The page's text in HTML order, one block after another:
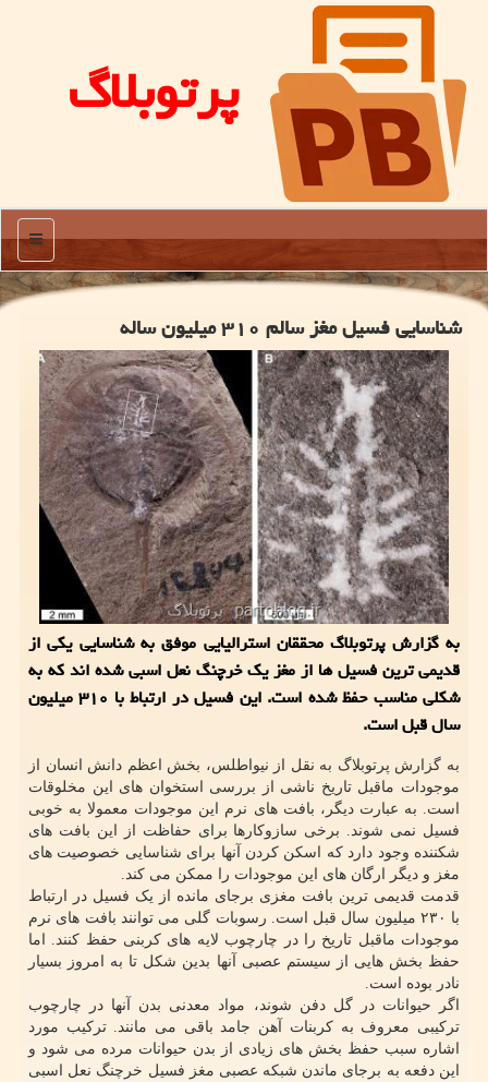
پرتوبلاگ
منو
شناسایی فسیل مغز سالم ۳۱۰ میلیون ساله
به گزارش پرتوبلاگ محققان استرالیایی موفق به شناسایی یکی از
قدیمی ترین فسیل ها از مغز یک خرچنگ نعل اسبی شده اند که به
شکلی مناسب حفظ شده است. این فسیل در ارتباط با ۳۱۰ میلیون
سال قبل است.
به گزارش پرتوبلاگ به نقل از نیواطلس، بخش اعظم دانش انسان از
موجودات ماقبل تاریخ ناشی از بررسی استخوان های این مخلوقات
است. به عبارت دیگر، بافت های نرم این موجودات معمولا به خوبی
فسیل نمی شوند. برخی سازوکارها برای حفاظت از این بافت های
شکننده وجود دارد که اسکن کردن آنها برای شناسایی خصوصیت های
مغز و دیگر ارگان های این موجودات را ممکن می کند.
قدمت قدیمی ترین بافت مغزی برجای مانده از یک فسیل در ارتباط
با ۲۳۰ میلیون سال قبل است. رسوبات گلی می توانند بافت های نرم
موجودات ماقبل تاریخ را در چارچوب لایه های کربنی حفظ کنند. اما
حفظ بخش هایی از سیستم عصبی آنها بدین شکل تا به امروز بسیار
نادر بوده است.
اگر حیوانات در گل دفن شوند، مواد معدنی بدن آنها در چارچوب
ترکیبی معروف به کربنات آهن جامد باقی می مانند. ترکیب مورد
اشاره سبب حفظ بخش های زیادی از بدن حیوانات مرده می شود و
این دفعه به برجای ماندن شبکه عصبی مغز فسیل خرچنگ نعل اسبی